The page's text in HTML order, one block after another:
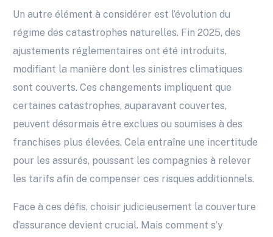
Un autre élément à considérer est l’évolution du
régime des catastrophes naturelles. Fin 2025, des
ajustements réglementaires ont été introduits,
modifiant la manière dont les sinistres climatiques
sont couverts. Ces changements impliquent que
certaines catastrophes, auparavant couvertes,
peuvent désormais être exclues ou soumises à des
franchises plus élevées. Cela entraîne une incertitude
pour les assurés, poussant les compagnies à relever
les tarifs afin de compenser ces risques additionnels.
Face à ces défis, choisir judicieusement la couverture
d’assurance devient crucial. Mais comment s’y